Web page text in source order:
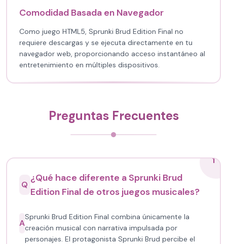
Comodidad Basada en Navegador
Como juego HTML5, Sprunki Brud Edition Final no
requiere descargas y se ejecuta directamente en tu
navegador web, proporcionando acceso instantáneo al
entretenimiento en múltiples dispositivos.
Preguntas Frecuentes
1
Q
¿Qué hace diferente a Sprunki Brud
Edition Final de otros juegos musicales?
A
Sprunki Brud Edition Final combina únicamente la
creación musical con narrativa impulsada por
personajes. El protagonista Sprunki Brud percibe el